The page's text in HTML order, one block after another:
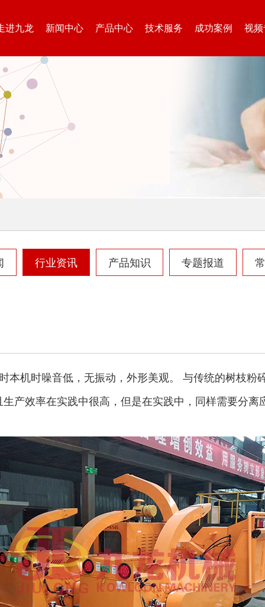
进九龙 新闻中心 产品中心 技术服务 成功案例 视
行业资讯 产品知识 专题报道
机时噪音低，无振动，外形美观。 与传统的树枝粉
产效率在实践中很高，但是在实践中，同样需要分